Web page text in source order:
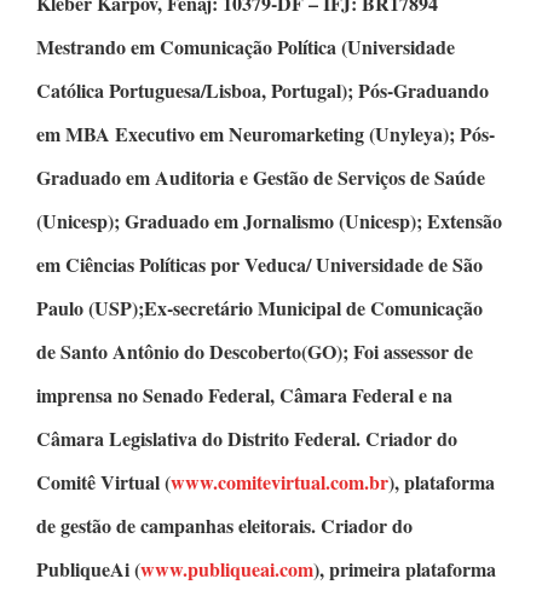
Mestrando em Comunicação Política(Universidade
Católica Portuguesa/Lisboa, Portugal);Pós-Graduando
em MBA Executivo em Neuromarketing(Unyleya);Pós-
Graduado em Auditoria e Gestão de Serviços de Saúde
(Unicesp);Graduado em Jornalismo(Unicesp);Extensão
em Ciências Políticaspor Veduca/ Universidade de São
Paulo (USP);Ex-secretário Municipal de Comunicação
de Santo Antônio do Descoberto(GO); Foi assessor de
imprensa no Senado Federal, Câmara Federal e na
Câmara Legislativa do Distrito Federal.Criador do
Comitê Virtual(www.comitevirtual.com.br), plataforma
de gestão de campanhas eleitorais.Criador do
PubliqueAi(www.publiqueai.com), primeira plataforma